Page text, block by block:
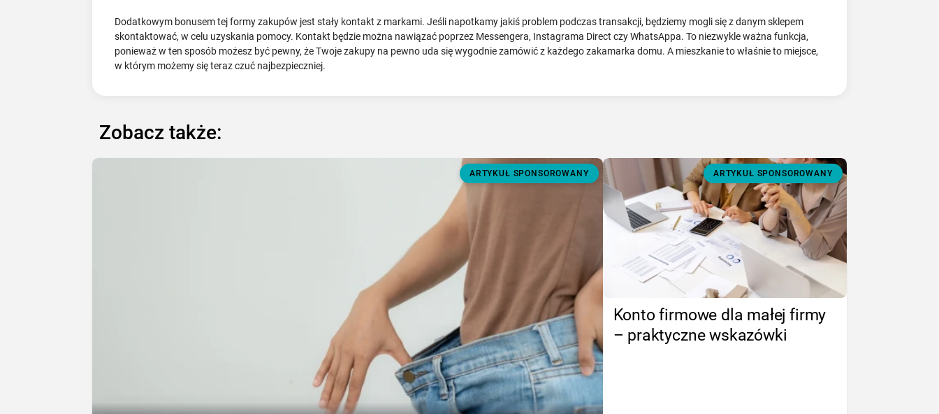
Dodatkowym bonusem tej formy zakupów jest stały kontakt z markami. Jeśli napotkamy jakiś problem podczas transakcji, będziemy mogli się z danym sklepem
skontaktować, w celu uzyskania pomocy. Kontakt będzie można nawiązać poprzez Messengera, Instagrama Direct czy WhatsAppa. To niezwykle ważna funkcja,
ponieważ w ten sposób możesz być pewny, że Twoje zakupy na pewno uda się wygodnie zamówić z każdego zakamarka domu. A mieszkanie to właśnie to miejsce,
w którym możemy się teraz czuć najbezpieczniej.
Zobacz także:
ARTYKUŁ SPONSOROWANY ARTYKUŁ SPONSOROWANY
Konto firmowe dla małej firmy
– praktyczne wskazówki